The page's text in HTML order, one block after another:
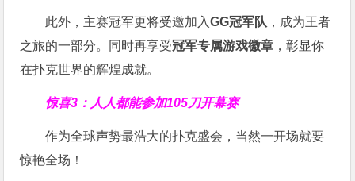
此外，主赛冠军更将受邀加入GG冠军队 ，成为王者
之旅的一部分。同时再享受冠军专属游戏徽章 ，彰显你
在扑克世界的辉煌成就。
惊喜3：人人都能参加105刀开幕赛
作为全球声势最浩大的扑克盛会，当然一开场就要
惊艳全场！